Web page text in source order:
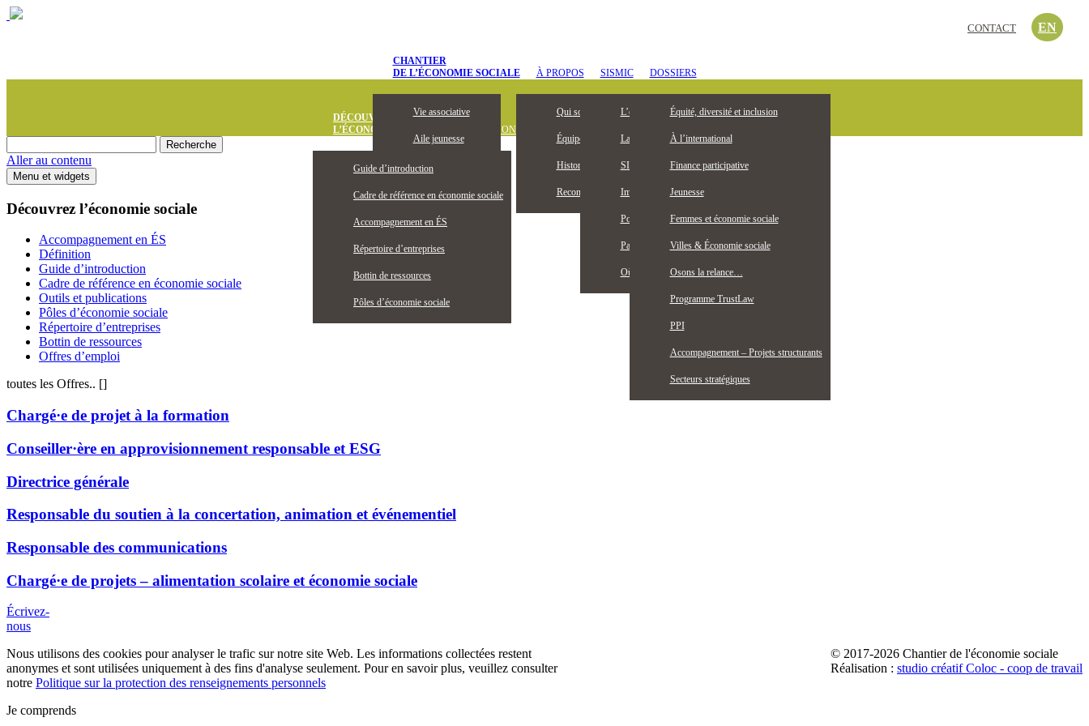
CHANTIER
DE L’ÉCONOMIE SOCIALE
Vie associative
Aile jeunesse
Devenez membre
Membres honoraires
Publications
Partenaires
Actualités
À PROPOS
Qui sommes-nous
Équipe
Historique
Reconnaissance territoriale
SISMIC
L’entrepreneuriat collectif, c’est quoi?
La Bourse Entrepreneuriat collectif jeunesse
SISMIC, c’est quoi?
Impacts SISMIC
Portraits SISMIC
Partenaires nationaux
Où nous trouver
DOSSIERS
Équité, diversité et inclusion
À l’international
Finance participative
Jeunesse
Femmes et économie sociale
Villes & Économie sociale
Osons la relance…
Programme TrustLaw
PPI
Accompagnement – Projets structurants
Secteurs stratégiques
DÉCOUVREZ
L’ÉCONOMIE SOCIALE
Guide d’introduction
Cadre de référence en économie sociale
Accompagnement en ÉS
Répertoire d’entreprises
Bottin de ressources
Pôles d’économie sociale
DÉFINITION OUTILS ET PUBLICATIONS OFFRES D’EMPLOI
CONTACT EN
Aller au contenu
Menu et widgets
Découvrez l’économie sociale
Accompagnement en ÉS
Définition
Guide d’introduction
Cadre de référence en économie sociale
Outils et publications
Pôles d’économie sociale
Répertoire d’entreprises
Bottin de ressources
Offres d’emploi
toutes les Offres.. []
Chargé·e de projet à la formation
Conseiller·ère en approvisionnement responsable et ESG
Directrice générale
Responsable du soutien à la concertation, animation et événementiel
Responsable des communications
Chargé·e de projets – alimentation scolaire et économie sociale
Écrivez-
nous
© 2017-2026 Chantier de l'économie sociale
Réalisation : studio créatif Coloc - coop de travail
Nous utilisons des cookies pour analyser le trafic sur notre site Web. Les informations collectées restent
anonymes et sont utilisées uniquement à des fins d'analyse seulement. Pour en savoir plus, veuillez consulter
notre Politique sur la protection des renseignements personnels
Je comprends